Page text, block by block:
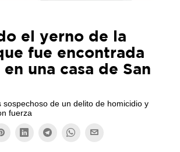
el yerno de la
fue encontrada
una casa de San
sospechoso de un delito de homicidio y
fuerza